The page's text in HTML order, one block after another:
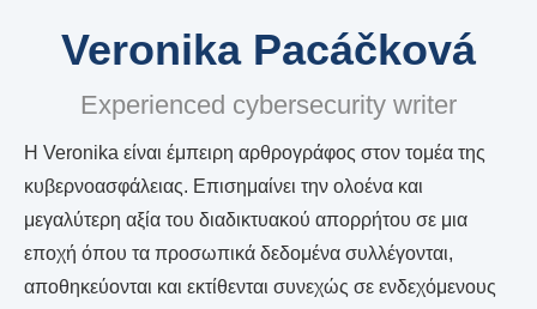
Veronika Pacáčková
Experienced cybersecurity writer
Η Veronika είναι έμπειρη αρθρογράφος στον τομέα της
κυβερνοασφάλειας. Επισημαίνει την ολοένα και
μεγαλύτερη αξία του διαδικτυακού απορρήτου σε μια
εποχή όπου τα προσωπικά δεδομένα συλλέγονται,
αποθηκεύονται και εκτίθενται συνεχώς σε ενδεχόμενους